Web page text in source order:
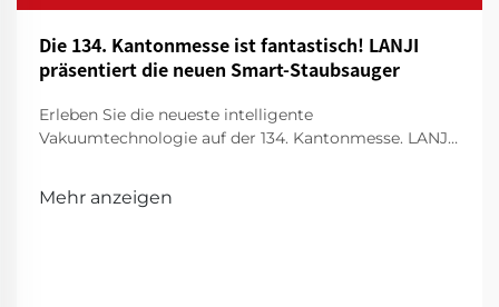
Die 134. Kantonmesse ist fantastisch! LANJI
präsentiert die neuen Smart-Staubsauger
Erleben Sie die neueste intelligente
Vakuumtechnologie auf der 134. Kantonmesse. LANJI
für eine Vorführung!
Mehr anzeigen